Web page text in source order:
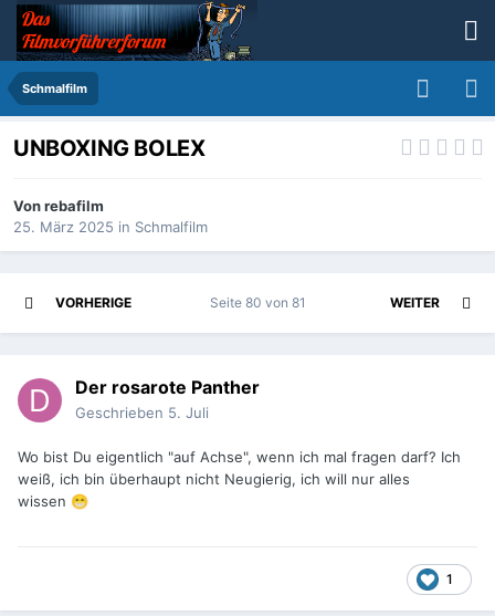
Schmalfilm
UNBOXING BOLEX
Vonrebafilm
25. März 2025 in Schmalfilm
VORHERIGE WEITER
Seite 80 von 81
Der rosarote Panther
Geschrieben 5. Juli
Wo bist Du eigentlich "auf Achse", wenn ich mal fragen darf? Ich
weiß, ich bin überhaupt nicht Neugierig, ich will nur alles
wissen 😁
1